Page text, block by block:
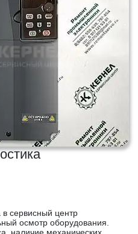
в сервисный центр
осмотр оборудования.